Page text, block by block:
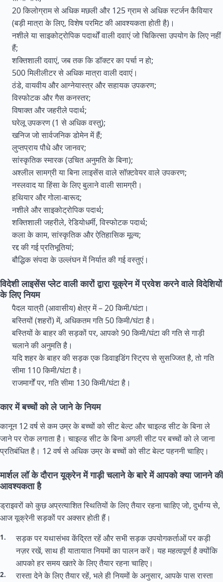
20 किलोग्राम से अधिक मछली और 125 ग्राम से अधिक स्टर्जन कैवियार
(बड़ी मात्रा के लिए, विशेष परमिट की आवश्यकता होती है)।
नशीले या साइकोट्रोपिक पदार्थों वाली दवाएं जो चिकित्सा उपयोग के लिए नहीं
हैं;
शक्तिशाली दवाएं, जब तक कि डॉक्टर का पर्चा न हो;
500 मिलीलीटर से अधिक मात्रा वाली दवाएं।
ठंडे, वायवीय और आग्नेयास्त्र और सहायक उपकरण;
विस्फोटक और गैस कनस्तर;
विषाक्त और जहरीले पदार्थ;
घरेलू उपकरण (1 से अधिक वस्तु);
खनिज जो सार्वजनिक डोमेन में हैं;
लुप्तप्राय पौधे और जानवर;
सांस्कृतिक स्मारक (उचित अनुमति के बिना);
अश्लील सामग्री या बिना लाइसेंस वाले सॉफ़्टवेयर वाले उपकरण;
नस्लवाद या हिंसा के लिए बुलाने वाली सामग्री।
हथियार और गोला-बारूद;
नशीले और साइकोट्रोपिक पदार्थ;
शक्तिशाली जहरीले, रेडियोधर्मी, विस्फोटक पदार्थ;
कला के काम, सांस्कृतिक और ऐतिहासिक मूल्य;
रद्द की गई प्रतिभूतियां;
बौद्धिक संपदा के उल्लंघन में निर्यात की गई वस्तुएं।
विदेशी लाइसेंस प्लेट वाली कारों द्वारा यूक्रेन में प्रवेश करने वाले विदेशियों
के लिए नियम
पैदल यात्री (आवासीय) क्षेत्र में – 20 किमी/घंटा।
बस्तियों (शहरों) में, अधिकतम गति 50 किमी/घंटा है।
बस्तियों के बाहर की सड़कों पर, आपको 90 किमी/घंटा की गति से गाड़ी
चलाने की अनुमति है।
यदि शहर के बाहर की सड़क एक डिवाइडिंग स्ट्रिप से सुसज्जित है, तो गति
सीमा 110 किमी/घंटा है।
राजमार्गों पर, गति सीमा 130 किमी/घंटा है।
कार में बच्चों को ले जाने के नियम
कानून 12 वर्ष से कम उम्र के बच्चों को सीट बेल्ट और चाइल्ड सीट के बिना ले
जाने पर रोक लगाता है। चाइल्ड सीट के बिना अगली सीट पर बच्चों को ले जाना
प्रतिबंधित है। 12 वर्ष से अधिक उम्र के बच्चों को सीट बेल्ट पहननी चाहिए।
मार्शल लॉ के दौरान यूक्रेन में गाड़ी चलाने के बारे में आपको क्या जानने की
आवश्यकता है
ड्राइवरों को कुछ अप्रत्याशित स्थितियों के लिए तैयार रहना चाहिए जो, दुर्भाग्य से,
आज यूक्रेनी सड़कों पर अक्सर होती हैं।
सड़क पर यथासंभव केंद्रित रहें और सभी सड़क उपयोगकर्ताओं पर कड़ी
नज़र रखें, साथ ही यातायात नियमों का पालन करें। यह महत्वपूर्ण है क्योंकि
आपको हर समय खतरे के लिए तैयार रहना चाहिए।
रास्ता देने के लिए तैयार रहें, भले ही नियमों के अनुसार, आपके पास रास्ता